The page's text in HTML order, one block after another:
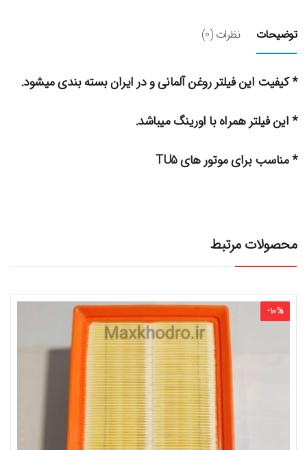
توضیحات نظرات (0)
* کیفیت این فیلتر روغن آلمانی و در ایران بسته بندی میشود.
* این فیلتر همراه با اورینگ میباشد.
* مناسب برای موتور های TU5
محصولات مرتبط
-10%